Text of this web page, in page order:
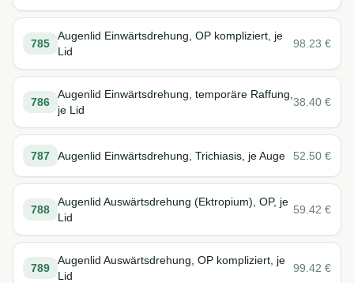
785
Augenlid Einwärtsdrehung, OP kompliziert, je
Lid
98.23 €
786
Augenlid Einwärtsdrehung, temporäre Raffung,
je Lid
38.40 €
787 Augenlid Einwärtsdrehung, Trichiasis, je Auge 52.50 €
788
Augenlid Auswärtsdrehung (Ektropium), OP, je
Lid
59.42 €
789
Augenlid Auswärtsdrehung, OP kompliziert, je
Lid
99.42 €